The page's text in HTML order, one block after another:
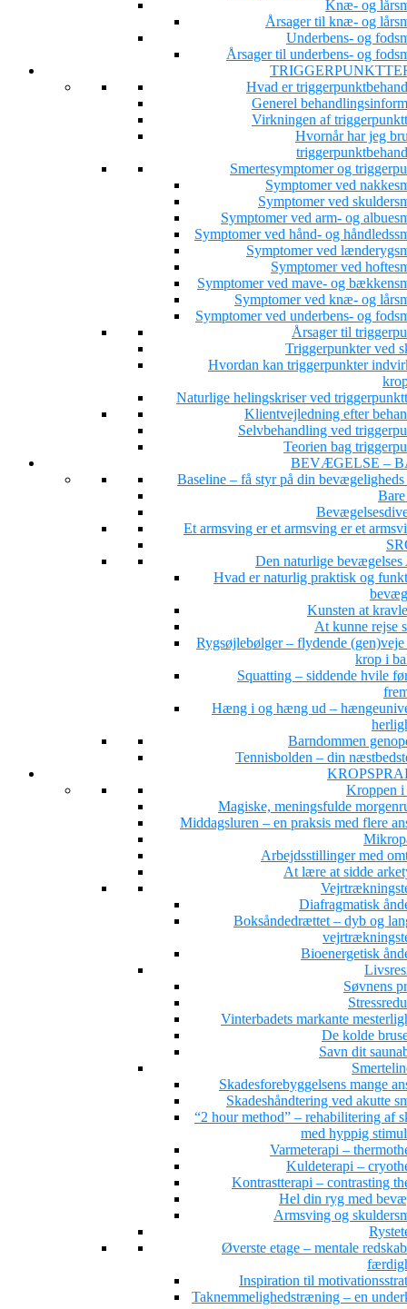
Knæ- og
Årsager til knæ- og
Underbens- og
Årsager til underbens- og
Hvad er
Generel
Virkningen af
Hvornår har jeg
Smertesymptomer og
Symptomer ved
Symptomer ved
Symptomer ved arm- og
Symptomer ved hånd- og
Symptomer ved
Symptomer ved
Symptomer ved mave- og
Symptomer ved knæ- og
Symptomer ved underbens- og
Årsager til
Triggerpunkter ved
Hvordan kan triggerpunkter
Naturlige helingskriser ved
Klientvejledning efter
Selvbehandling ved
Teorien bag
BEVÆGELSE –
Baseline – få styr på din bevægeligheds
Et armsving er et armsving er et
Den naturlige
Hvad er naturlig praktisk og
Kunsten at
At kunne rejse
Rygsøjlebølger – flydende
krop i
Squatting – siddende hvile
Hæng i og hæng ud –
Barndommen
Tennisbolden – din
Kroppen i
Magiske, meningsfulde
Middagsluren – en praksis med flere
Arbejdsstillinger med
At lære at sidde
Diafragmatisk
Boksåndedrættet – dyb og
Bioenergetisk
Søvnens
Vinterbadets markante
De kolde
Savn dit
Skadesforebyggelsens mange
Skadeshåndtering ved akutte
“2 hour method” – rehabilitering af
med hyppig
Varmeterapi –
Kuldeterapi –
Kontrastterapi – contrasting
Hel din ryg med
Armsving og
Øverste etage – mentale
Inspiration til
Taknemmelighedstræning – en